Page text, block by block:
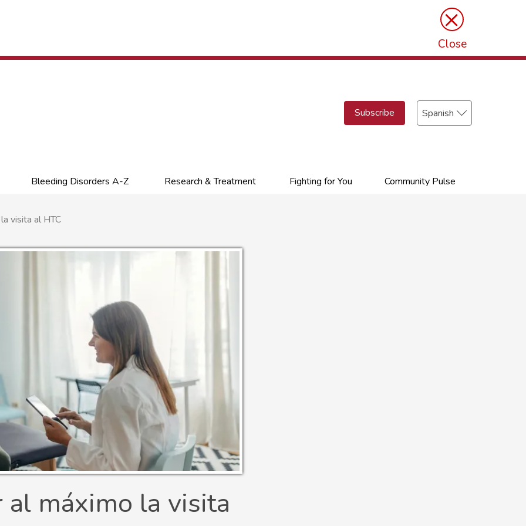
×
Close
Subscribe
Select
your
Bleeding Disorders A-Z Research & Treatment Fighting for You Community Pulse
visita al HTC
al máximo la visita